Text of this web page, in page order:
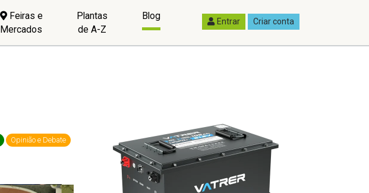
Feiras e
Mercados
Plantas
de A-Z
Blog Entrar Criar conta
Opinião e Debate